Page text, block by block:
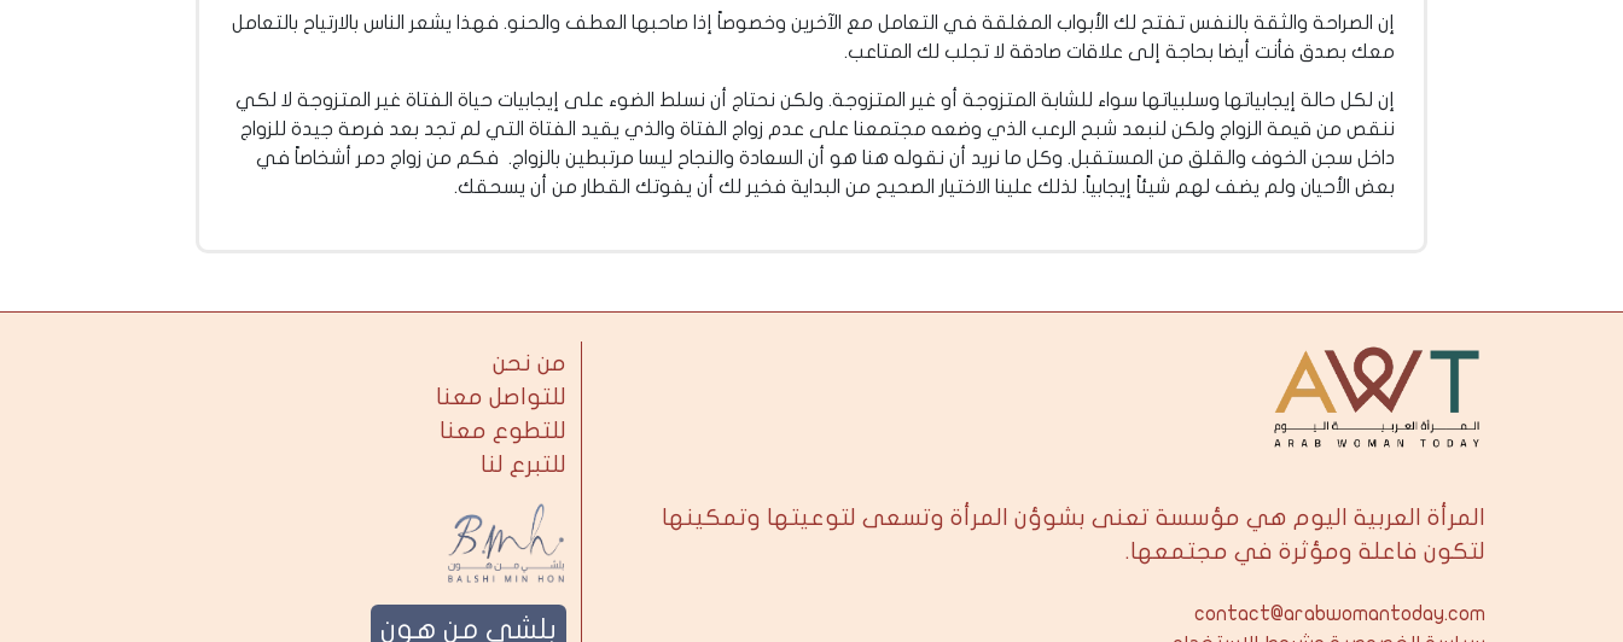
إن الصراحة والثقة بالنفس تفتح لك الأبواب المغلقة في التعامل مع الآخرين وخصوصاً إذا صاحبها العطف والحنو. فهذا يشعر الناس بالارتياح بالتعامل
معك بصدق فأنت أيضا بحاجة إلى علاقات صادقة لا تجلب لك المتاعب.
إن لكل حالة إيجابياتها وسلبياتها سواء للشابة المتزوجة أو غير المتزوجة. ولكن نحتاج أن نسلط الضوء على إيجابيات حياة الفتاة غير المتزوجة لا لكي
ننقص من قيمة الزواج ولكن لنبعد شبح الرعب الذي وضعه مجتمعنا على عدم زواج الفتاة والذي يقيد الفتاة التي لم تجد بعد فرصة جيدة للزواج
داخل سجن الخوف والقلق من المستقبل. وكل ما نريد أن نقوله هنا هو أن السعادة والنجاح ليسا مرتبطين بالزواج. فكم من زواج دمر أشخاصاً في
بعض الأحيان ولم يضف لهم شيئاً إيجابياً. لذلك علينا الاختيار الصحيح من البداية فخير لك أن يفوتك القطار من أن يسحقك.
المرأة العربية اليوم هي مؤسسة تعنى بشوؤن المرأة وتسعى لتوعيتها وتمكينها
لتكون فاعلة ومؤثرة في مجتمعها.
contact@arabwomantoday.com
من نحن
للتواصل معنا
للتطوع معنا
للتبرع لنا
بلشي من هون